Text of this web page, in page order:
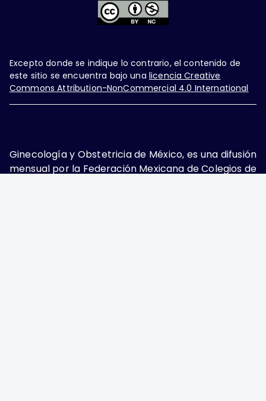
Excepto donde se indique lo contrario, el contenido de
este sitio se encuentra bajo una licencia Creative
Commons Attribution-NonCommercial 4.0 International
Ginecología y Obstetricia de México, es una difusión
mensual por la Federación Mexicana de Colegios de